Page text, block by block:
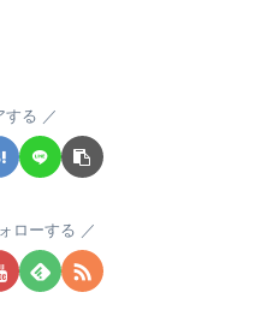
する
ローする